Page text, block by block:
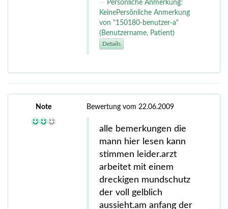
Persönliche Anmerkung:
KeinePersönliche Anmerkung
von "150180-benutzer-a"
(Benutzername, Patient)
Details
Note Bewertung vom 22.06.2009
alle bemerkungen die
mann hier lesen kann
stimmen leider.arzt
arbeitet mit einem
dreckigen mundschutz
der voll gelblich
aussieht.am anfang der